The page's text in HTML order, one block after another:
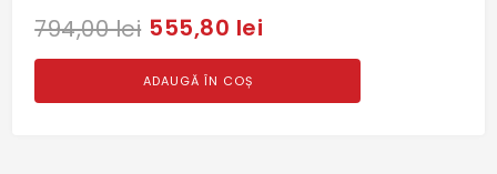
794,00 lei 555,80 lei
ADAUGĂ ÎN COȘ